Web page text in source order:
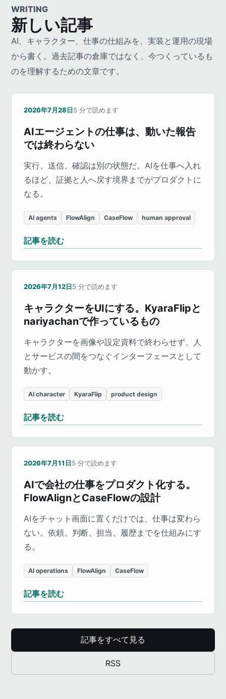
WRITING
新しい記事
AI、キャラクター、仕事の仕組みを、実装と運用の現場
から書く。過去記事の倉庫ではなく、今つくっているも
のを理解するための文章です。
2026年7月28日5 分で読めます
AIエージェントの仕事は、動いた報告
では終わらない
実行、送信、確認は別の状態だ。AIを仕事へ入れ
るほど、証拠と人へ戻す境界までがプロダクトに
なる。
AI agents FlowAlign CaseFlow human approval
記事を読む
2026年7月12日5 分で読めます
キャラクターをUIにする。KyaraFlipと
nariyachanで作っているもの
キャラクターを画像や設定資料で終わらせず、人
とサービスの間をつなぐインターフェースとして
動かす。
AI character KyaraFlip product design
記事を読む
2026年7月11日5 分で読めます
AIで会社の仕事をプロダクト化する。
FlowAlignとCaseFlowの設計
AIをチャット画面に置くだけでは、仕事は変わら
ない。依頼、判断、担当、履歴までを仕組みにす
る。
AI operations FlowAlign CaseFlow
記事を読む
記事をすべて見る
RSS